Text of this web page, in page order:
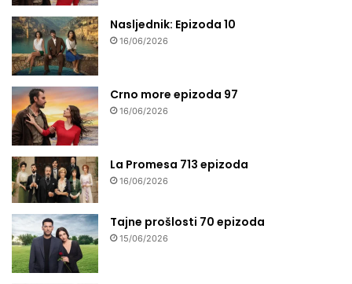
Nasljednik: Epizoda 10
16/06/2026
Crno more epizoda 97
16/06/2026
La Promesa 713 epizoda
16/06/2026
Tajne prošlosti 70 epizoda
15/06/2026